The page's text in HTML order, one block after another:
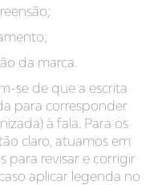
da marca.
se de que a escrita
para corresponder
à fala. Para os
claro, atuamos em
para revisar e corrigir
aplicar legenda no